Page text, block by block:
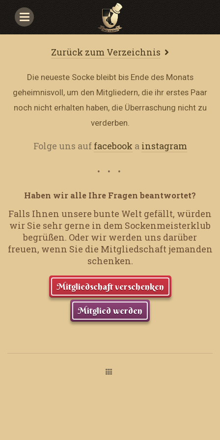
Navigace
Zurück zum Verzeichnis
Die neueste Socke bleibt bis Ende des Monats
geheimnisvoll, um den Mitgliedern, die ihr erstes Paar
noch nicht erhalten haben, die Überraschung nicht zu
verderben.
Folge uns auf facebook a instagram
Haben wir alle Ihre Fragen beantwortet?
Falls Ihnen unsere bunte Welt gefällt, würden
wir Sie sehr gerne in dem Sockenmeisterklub
begrüßen. Oder wir werden uns darüber
freuen, wenn Sie die Mitgliedschaft jemanden
schenken.
Mitgliedschaft verschenken
Mitglied werden